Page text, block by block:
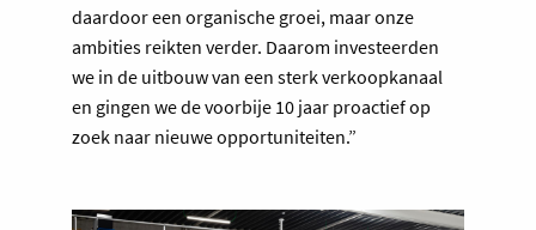
daardoor een organische groei, maar onze
ambities reikten verder. Daarom investeerden
we in de uitbouw van een sterk verkoopkanaal
en gingen we de voorbije 10 jaar proactief op
zoek naar nieuwe opportuniteiten.”